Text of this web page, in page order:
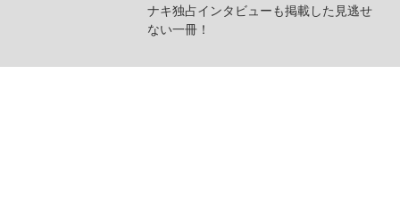
ナキ独占インタビューも掲載した見逃せ
ない一冊！